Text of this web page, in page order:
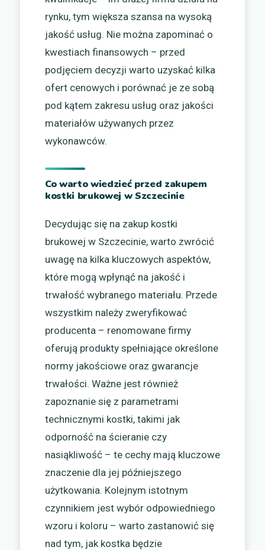
rynku, tym większa szansa na wysoką
jakość usług. Nie można zapominać o
kwestiach finansowych – przed
podjęciem decyzji warto uzyskać kilka
ofert cenowych i porównać je ze sobą
pod kątem zakresu usług oraz jakości
materiałów używanych przez
wykonawców.
Co warto wiedzieć przed zakupem
kostki brukowej w Szczecinie
Decydując się na zakup kostki
brukowej w Szczecinie, warto zwrócić
uwagę na kilka kluczowych aspektów,
które mogą wpłynąć na jakość i
trwałość wybranego materiału. Przede
wszystkim należy zweryfikować
producenta – renomowane firmy
oferują produkty spełniające określone
normy jakościowe oraz gwarancje
trwałości. Ważne jest również
zapoznanie się z parametrami
technicznymi kostki, takimi jak
odporność na ścieranie czy
nasiąkliwość – te cechy mają kluczowe
znaczenie dla jej późniejszego
użytkowania. Kolejnym istotnym
czynnikiem jest wybór odpowiedniego
wzoru i koloru – warto zastanowić się
nad tym, jak kostka będzie